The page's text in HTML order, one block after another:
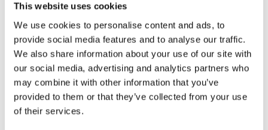
This website uses cookies
We use cookies to personalise content and ads, to
provide social media features and to analyse our traffic.
We also share information about your use of our site with
our social media, advertising and analytics partners who
may combine it with other information that you’ve
provided to them or that they’ve collected from your use
of their services.
Гібриди та
Електрички (2)
РУЛЬОВЕ УПРАВЛІННЯ ДЛЯCHEVROLET
EPICA